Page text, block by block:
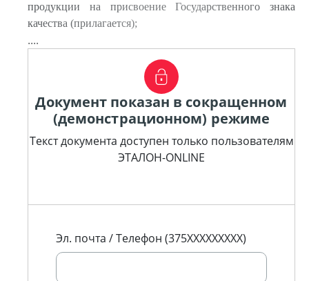
продукции на присвоение Государственного знака
качества (прилагается);
....
Документ показан в сокращенном
(демонстрационном) режиме
Текст документа доступен только пользователям
ЭТАЛОН-ONLINE
Эл. почта / Телефон (375XXXXXXXXX)